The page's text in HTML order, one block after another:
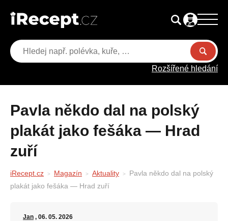
Rozšířené hledání
Pavla někdo dal na polský
plakát jako fešáka — Hrad
zuří
iRecept.cz Magazín Aktuality
Pavla někdo dal na polský
plakát jako fešáka — Hrad zuří
Jan , 06. 05. 2026